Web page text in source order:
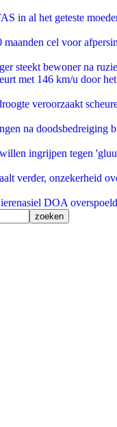
in al het geteste
cel voor
steekt bewoner na
met 146 km/u door
veroorzaakt
na doodsbedreiging
ingrijpen tegen
verder, onzekerheid
DOA